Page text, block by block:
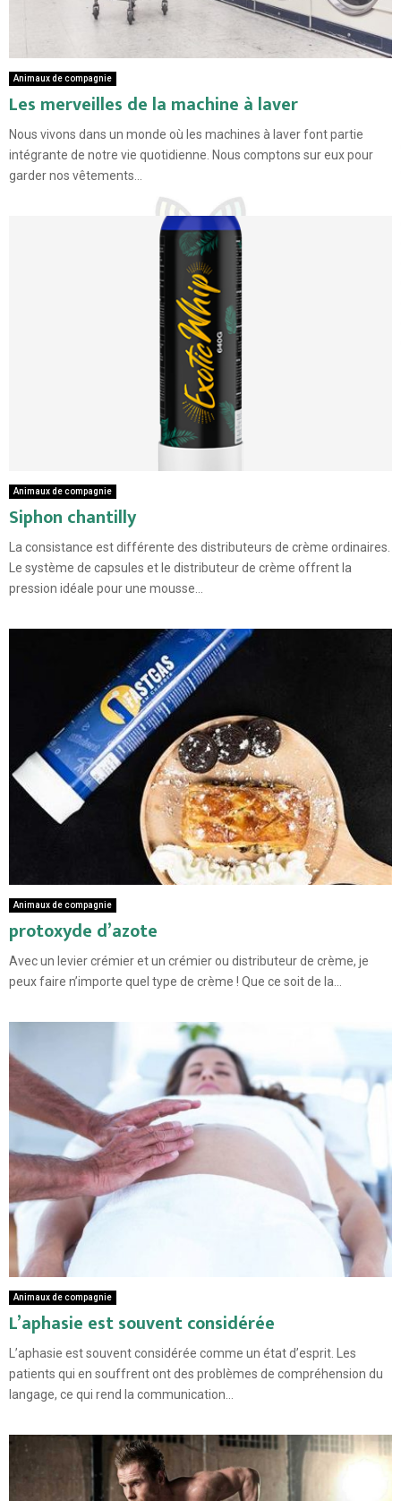
Animaux de compagnie
Les merveilles de la machine à laver
Nous vivons dans un monde où les machines à laver font partie
intégrante de notre vie quotidienne. Nous comptons sur eux pour
garder nos vêtements...
Animaux de compagnie
Siphon chantilly
La consistance est différente des distributeurs de crème ordinaires.
Le système de capsules et le distributeur de crème offrent la
pression idéale pour une mousse...
Animaux de compagnie
protoxyde d’azote
Avec un levier crémier et un crémier ou distributeur de crème, je
peux faire n’importe quel type de crème ! Que ce soit de la...
Animaux de compagnie
L’aphasie est souvent considérée
L’aphasie est souvent considérée comme un état d’esprit. Les
patients qui en souffrent ont des problèmes de compréhension du
langage, ce qui rend la communication...